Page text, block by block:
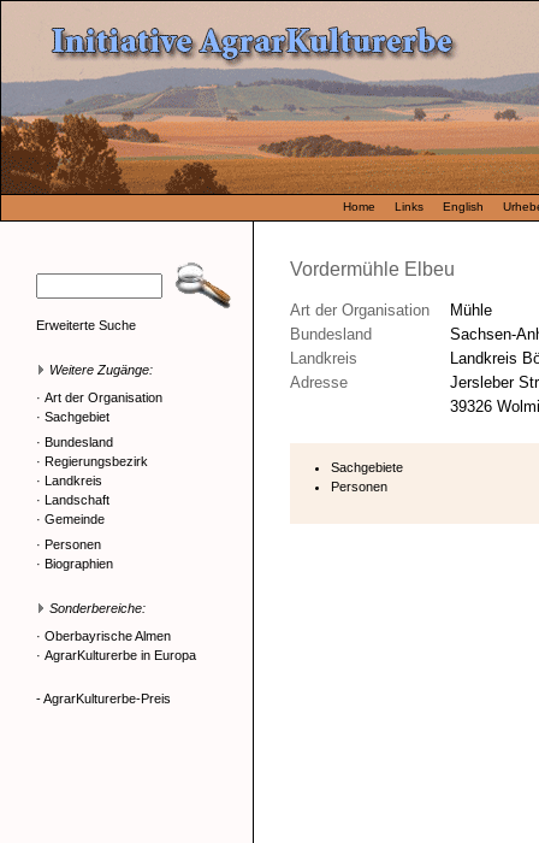
Home Links English
Erweiterte Suche
Weitere Zugänge:
· Art der Organisation
· Sachgebiet
· Bundesland
· Regierungsbezirk
· Landkreis
· Landschaft
· Gemeinde
· Personen
· Biographien
Sonderbereiche:
· Oberbayrische Almen
· AgrarKulturerbe in Europa
- AgrarKulturerbe-Preis
Vordermühle Elbeu
Art der Organisation
Mühle
Bundesland
Sachsen-
Landkreis
Landkreis
Adresse
Jersleber
39326
Sachgebiete
Personen